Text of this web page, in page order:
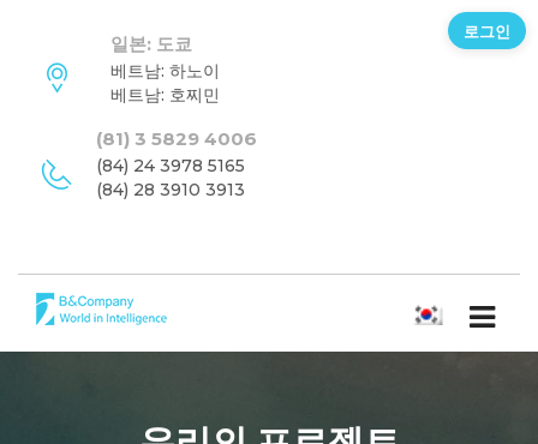
일본: 도쿄
베트남: 하노이
베트남: 호찌민
(81) 3 5829 4006
(84) 24 3978 5165
(84) 28 3910 3913
한국어
로그인